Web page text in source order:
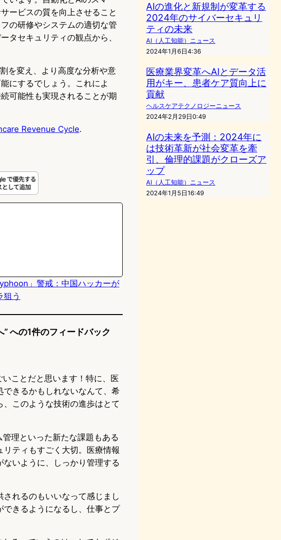
ービスの質を向上させること
の研修やシステムの適切な管
タセキュリティの観点から、
を変え、より高度な分析や意
にするでしょう。これによ
可能性も実現されることが期
Revenue Cycle.
」警戒：中国ハッカーが
狙う
への1件のフィードバック
ことだと思います！特に、医
きるかもしれないなんて、希
このような技術の進歩はとて
理といった新たな課題もある
ティもすごく大切。医療情報
いように、しっかり管理する
れるのもいいなって感じまし
きるようになるし、仕事とプ
AIの進化と新規制が変革する
2024年のサイバーセキュリ
ティの未来
AI（人工知能）ニュース
2024年1月6日4:36
医療業界変革へAIとデータ活
用がキー、患者ケア質向上に
貢献
ヘルスケアテクノロジーニュース
2024年2月29日0:49
AIの未来を予測：2024年に
は技術革新が社会変革を牽
引、倫理的課題がクローズア
ップ
AI（人工知能）ニュース
2024年1月5日16:49